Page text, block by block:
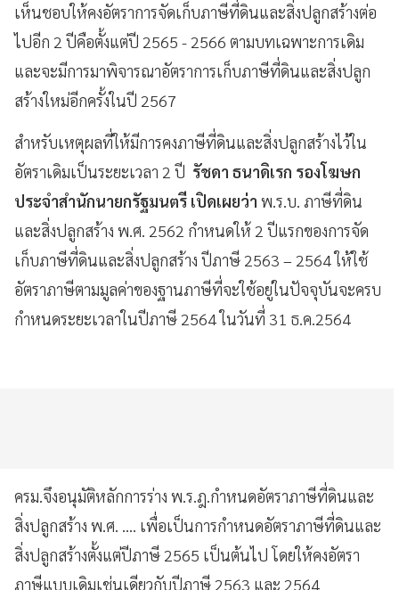
เห็นชอบให้คงอัตราการจัดเก็บภาษีที่ดินและสิ่งปลูกสร้างต่อ
ไปอีก 2 ปีคือตั้งแต่ปี 2565 - 2566 ตามบทเฉพาะการเดิม
และจะมีการมาพิจารณาอัตราการเก็บภาษีที่ดินและสิ่งปลูก
สร้างใหม่อีกครั้งในปี 2567
สำหรับเหตุผลที่ให้มีการคงภาษีที่ดินและสิ่งปลูกสร้างไว้ใน
อัตราเดิมเป็นระยะเวลา 2 ปี รัชดา ธนาดิเรก รองโฆษก
ประจำสำนักนายกรัฐมนตรี เปิดเผยว่า พ.ร.บ. ภาษีที่ดิน
และสิ่งปลูกสร้าง พ.ศ. 2562 กำหนดให้ 2 ปีแรกของการจัด
เก็บภาษีที่ดินและสิ่งปลูกสร้าง ปีภาษี 2563 – 2564 ให้ใช้
อัตราภาษีตามมูลค่าของฐานภาษีที่จะใช้อยู่ในปัจจุบันจะครบ
กำหนดระยะเวลาในปีภาษี 2564 ในวันที่ 31 ธ.ค.2564
ครม.จึงอนุมัติหลักการร่าง พ.ร.ฎ.กำหนดอัตราภาษีที่ดินและ
สิ่งปลูกสร้าง พ.ศ. .... เพื่อเป็นการกำหนดอัตราภาษีที่ดินและ
สิ่งปลูกสร้างตั้งแต่ปีภาษี 2565 เป็นต้นไป โดยให้คงอัตรา
ภาษีแบบเดิมเช่นเดียวกับปีภาษี 2563 และ 2564